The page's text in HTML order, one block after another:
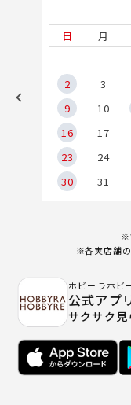
日
月
2
3
9
10
16
17
23
24
30
31
※各実店舗
ホビーラホビ
公式アプ
サクサク